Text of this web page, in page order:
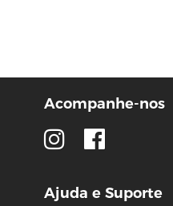
Acompanhe-nos
Ajuda e Suporte